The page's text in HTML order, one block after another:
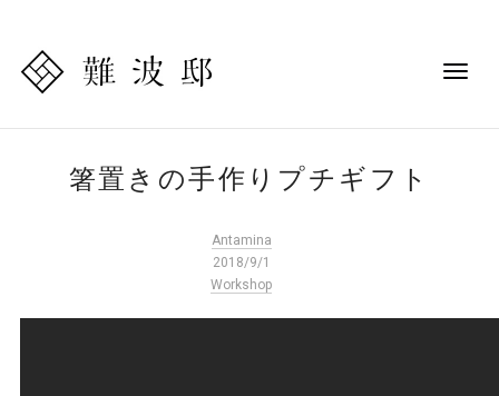
箸置きの手作りプチギフト
Antamina
2018/9/1
Workshop